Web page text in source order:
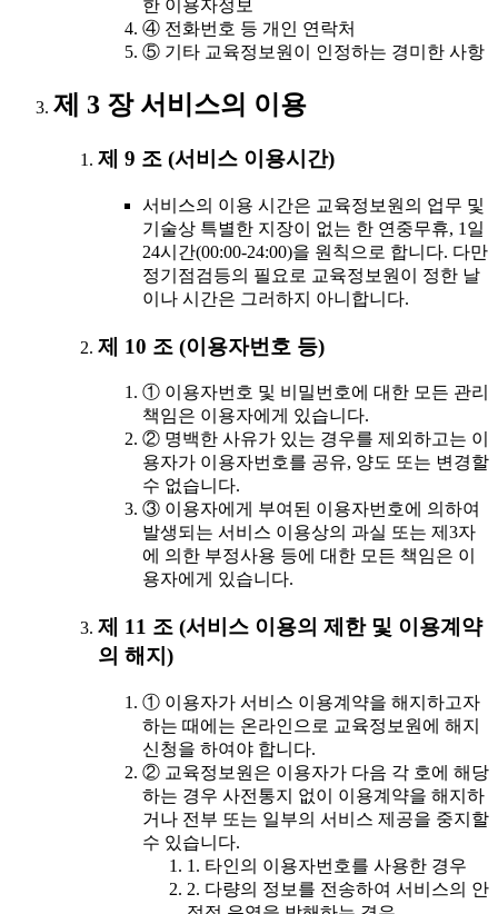
한 이용자정보
④ 전화번호 등 개인 연락처
⑤ 기타 교육정보원이 인정하는 경미한 사항
제 3 장 서비스의 이용
제 9 조 (서비스 이용시간)
서비스의 이용 시간은 교육정보원의 업무 및
기술상 특별한 지장이 없는 한 연중무휴, 1일
24시간(00:00-24:00)을 원칙으로 합니다. 다만
정기점검등의 필요로 교육정보원이 정한 날
이나 시간은 그러하지 아니합니다.
제 10 조 (이용자번호 등)
① 이용자번호 및 비밀번호에 대한 모든 관리
책임은 이용자에게 있습니다.
② 명백한 사유가 있는 경우를 제외하고는 이
용자가 이용자번호를 공유, 양도 또는 변경할
수 없습니다.
③ 이용자에게 부여된 이용자번호에 의하여
발생되는 서비스 이용상의 과실 또는 제3자
에 의한 부정사용 등에 대한 모든 책임은 이
용자에게 있습니다.
제 11 조 (서비스 이용의 제한 및 이용계약
의 해지)
① 이용자가 서비스 이용계약을 해지하고자
하는 때에는 온라인으로 교육정보원에 해지
신청을 하여야 합니다.
② 교육정보원은 이용자가 다음 각 호에 해당
하는 경우 사전통지 없이 이용계약을 해지하
거나 전부 또는 일부의 서비스 제공을 중지할
수 있습니다.
1. 타인의 이용자번호를 사용한 경우
2. 다량의 정보를 전송하여 서비스의 안